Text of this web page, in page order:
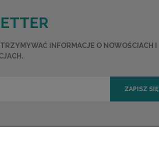
INFORMACJE O NOWOŚCIACH I
ZAPISZ SIĘ